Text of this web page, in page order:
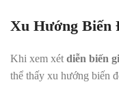
Xu Hướng Biến
Khi xem xét diễn biến
thể thấy xu hướng biến